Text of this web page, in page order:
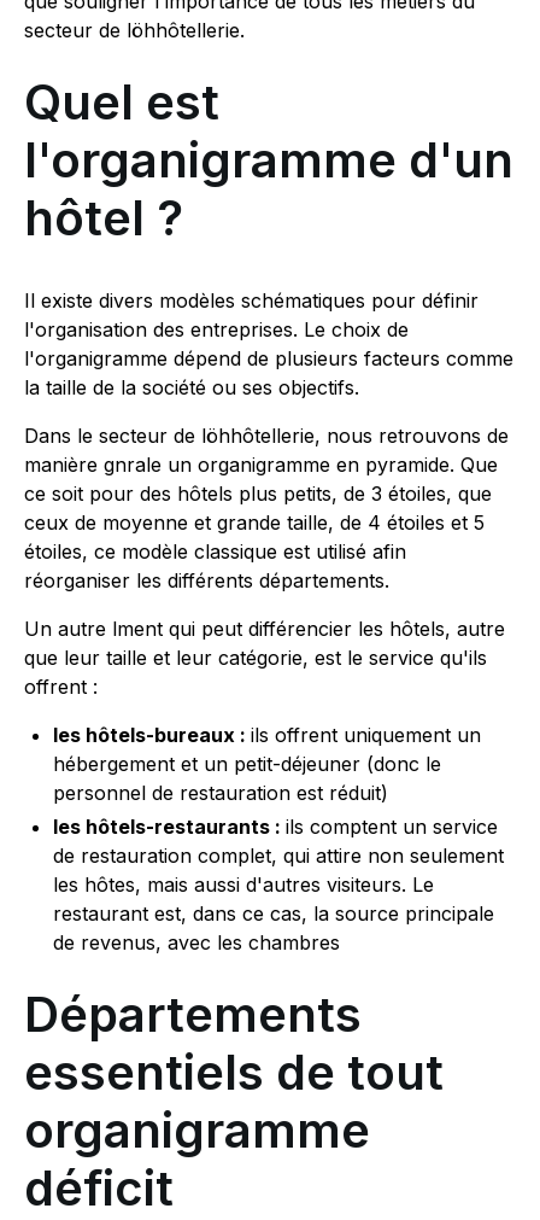
secteur de löhhôtellerie.
Quel est
l'organigramme d'un
hôtel ?
Il existe divers modèles schématiques pour définir
l'organisation des entreprises. Le choix de
l'organigramme dépend de plusieurs facteurs comme
la taille de la société ou ses objectifs.
Dans le secteur de löhhôtellerie, nous retrouvons de
manière gnrale un organigramme en pyramide. Que
ce soit pour des hôtels plus petits, de 3 étoiles, que
ceux de moyenne et grande taille, de 4 étoiles et 5
étoiles, ce modèle classique est utilisé afin
réorganiser les différents départements.
Un autre lment qui peut différencier les hôtels, autre
que leur taille et leur catégorie, est le service qu'ils
offrent :
les hôtels-bureaux : ils offrent uniquement un
hébergement et un petit-déjeuner (donc le
personnel de restauration est réduit)
les hôtels-restaurants : ils comptent un service
de restauration complet, qui attire non seulement
les hôtes, mais aussi d'autres visiteurs. Le
restaurant est, dans ce cas, la source principale
de revenus, avec les chambres
Départements
essentiels de tout
organigramme
déficit